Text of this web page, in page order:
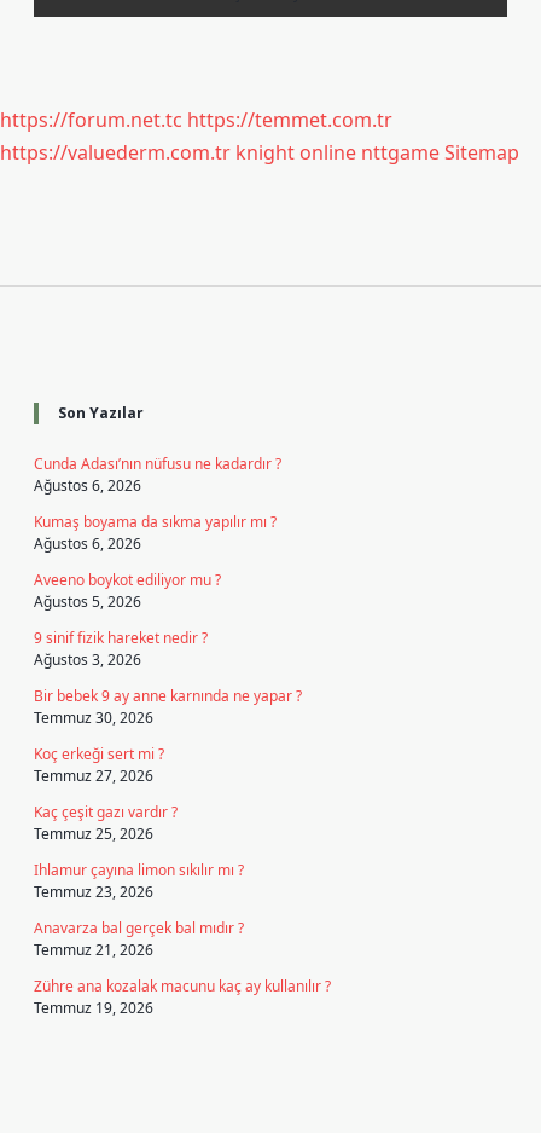
https://forum.net.tc https://temmet.com.tr
https://valuederm.com.tr knight online nttgameSitemap
Son Yazılar
Cunda Adası’nın nüfusu ne kadardır ?
Ağustos 6, 2026
Kumaş boyama da sıkma yapılır mı ?
Ağustos 6, 2026
Aveeno boykot ediliyor mu ?
Ağustos 5, 2026
9 sinif fizik hareket nedir ?
Ağustos 3, 2026
Bir bebek 9 ay anne karnında ne yapar ?
Temmuz 30, 2026
Koç erkeği sert mi ?
Temmuz 27, 2026
Kaç çeşit gazı vardır ?
Temmuz 25, 2026
Ihlamur çayına limon sıkılır mı ?
Temmuz 23, 2026
Anavarza bal gerçek bal mıdır ?
Temmuz 21, 2026
Zühre ana kozalak macunu kaç ay kullanılır ?
Temmuz 19, 2026